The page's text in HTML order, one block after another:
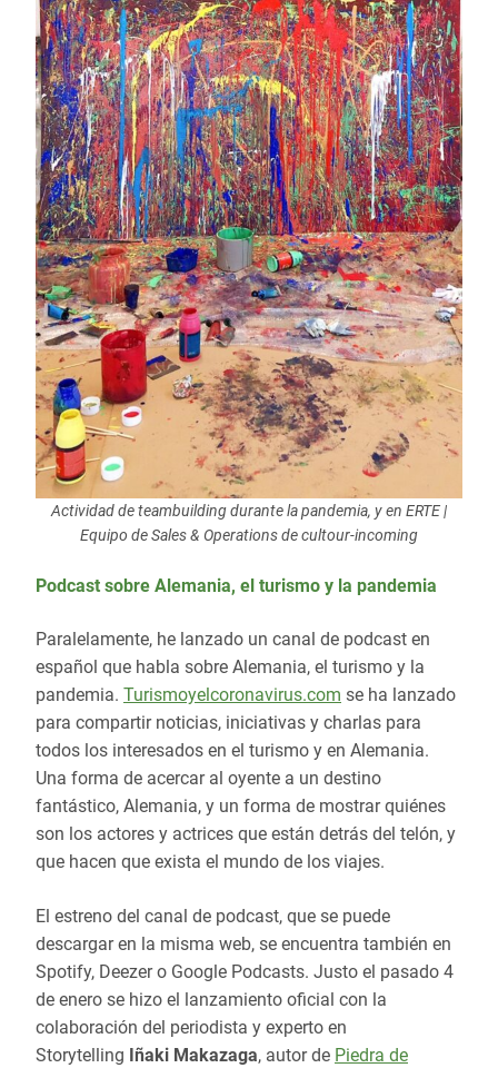
Actividad de teambuilding durante la pandemia, y en ERTE |
Equipo de Sales & Operations de cultour-incoming
Podcast sobre Alemania, el turismo y la pandemia
Paralelamente, he lanzado un canal de podcast en
español que habla sobre Alemania, el turismo y la
pandemia. Turismoyelcoronavirus.com se ha lanzado
para compartir noticias, iniciativas y charlas para
todos los interesados en el turismo y en Alemania.
Una forma de acercar al oyente a un destino
fantástico, Alemania, y un forma de mostrar quiénes
son los actores y actrices que están detrás del telón, y
que hacen que exista el mundo de los viajes.
El estreno del canal de podcast, que se puede
descargar en la misma web, se encuentra también en
Spotify, Deezer o Google Podcasts. Justo el pasado 4
de enero se hizo el lanzamiento oficial con la
colaboración del periodista y experto en
Storytelling Iñaki Makazaga, autor de Piedra de